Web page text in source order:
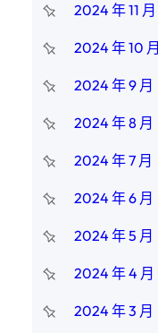
2024 年 11 月
2024 年 10 月
2024 年 9 月
2024 年 8 月
2024 年 7 月
2024 年 6 月
2024 年 5 月
2024 年 4 月
2024 年 3 月